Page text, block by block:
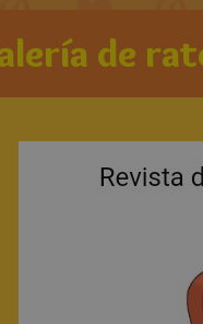
de